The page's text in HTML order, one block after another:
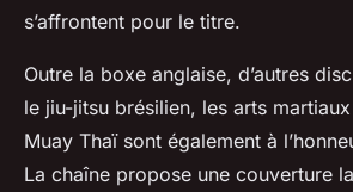
s’affrontent pour le titre.
Outre la boxe anglaise, d’autres
le jiu-jitsu brésilien, les arts
Muay Thaï sont également à
La chaîne propose une couverture